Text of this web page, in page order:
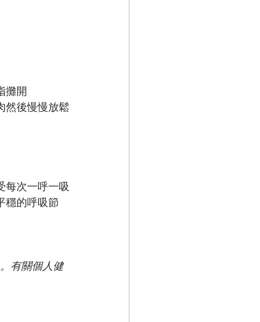
攤開
然後慢慢放鬆
每次一呼一吸
穩的呼吸節
有關個人健